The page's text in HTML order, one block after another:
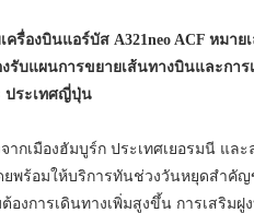
ครื่องบินแอร์บัส A321neo ACF หมาย
รับแผนการขยายเส้นทางบินและการ
ประเทศญี่ปุ่น
จากเมืองฮัมบูร์ก ประเทศเยอรมนี
ยพร้อมให้บริการทันช่วงวันหยุดสำ
องการเดินทางเพิ่มสูงขึ้น การเสริม